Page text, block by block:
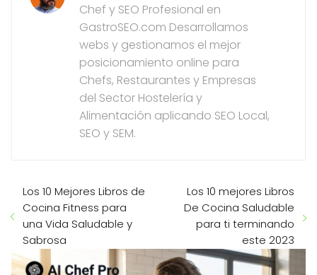
Chef y SEO Profesional en
GastroSEO.com Desarrollamos
webs y gestionamos el mejor
posicionamiento online para
Chefs, Restaurantes y Empresas
del Sector Hostelería y
Alimentación aplicando SEO Local,
SEO y SEM.
Los 10 Mejores Libros de
Cocina Fitness para
una Vida Saludable y
Sabrosa
Los 10 mejores Libros
De Cocina Saludable
para ti terminando
este 2023